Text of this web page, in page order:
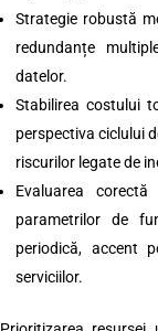
Strategie robustă
redundanțe
datelor.
Stabilirea costului
perspectiva ciclului
riscurilor legate de
Evaluarea
parametrilor de
periodică, accent
serviciilor.